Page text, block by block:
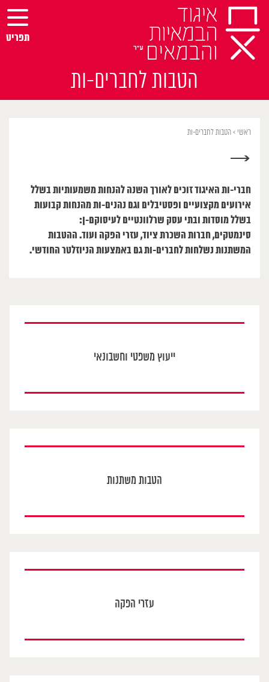
Skip
content
הטבות לחברים-ות
תפריט
ראשי > הטבות לחברים-ות
→
חברי-ות האיגוד זוכים לאורך השנה להנחות משמעותיות בשלל
אירועים מקצועיים ופסטיבלים וגם נהנים-ות מהנחות קבועות
בשלל מוסדות ובתי עסק שרלוונטיים לעיסוקם-ן:
סינמטקים, חברות השכרת ציוד, עזרי הפקה ועוד. ההטבות
המשתנות נשלחות לחברים-ות גם באמצעות הניוזלטר החודשי.
ייעוץ משפטי וחשבונאי
הטבות משתנות
עזרי הפקה